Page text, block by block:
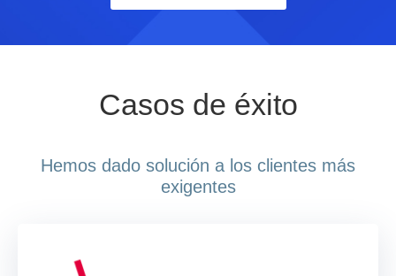
Casos de éxito
Hemos dado solución a los clientes más
exigentes